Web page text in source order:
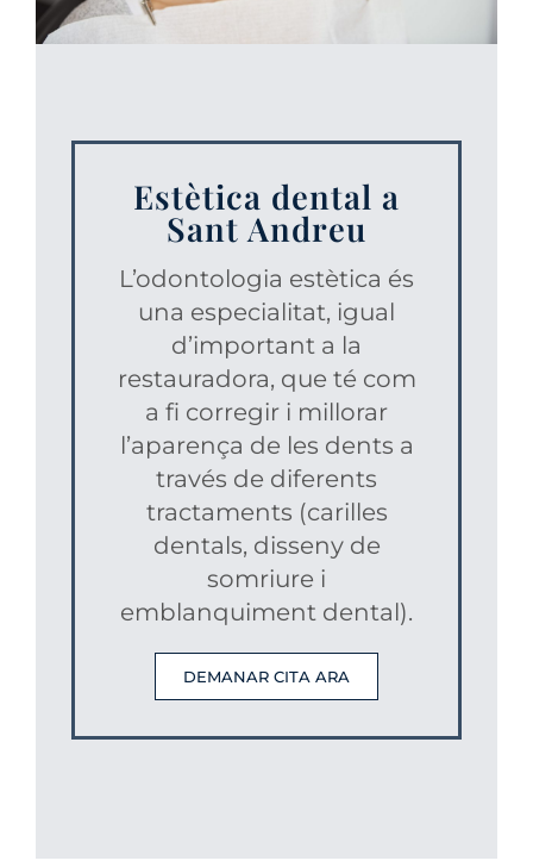
Estètica dental a
Sant Andreu
L’odontologia estètica és
una especialitat, igual
d’important a la
restauradora, que té com
a fi corregir i millorar
l’aparença de les dents a
través de diferents
tractaments (carilles
dentals, disseny de
somriure i
emblanquiment dental).
DEMANAR CITA ARA